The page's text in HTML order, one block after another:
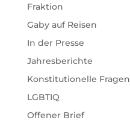
Fraktion
Gaby auf Reisen
In der Presse
Jahresberichte
Konstitutionelle Fragen
LGBTIQ
Offener Brief